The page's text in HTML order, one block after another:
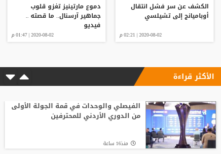
الكشف عن سر فشل انتقال
أوباميانج إلى تشيلسي
2020-08-02 | 02:21 م
دموع مارتينيز تغزو قلوب
جماهير آرسنال.. ما قصته ..
فيديو
2020-08-02 | 01:47 م
الأكثر قراءة
الفيصلي والوحدات في قمة الجولة الأولى
من الدوري الأردني للمحترفين
منذ16 ساعة